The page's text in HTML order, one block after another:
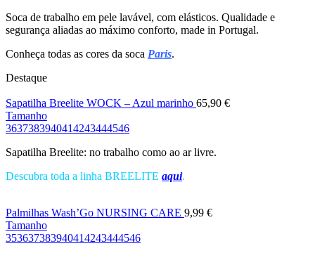
Soca de trabalho em pele lavável, com elásticos. Qualidade e
segurança aliadas ao máximo conforto, made in Portugal.
Conheça todas as cores da soca Paris.
Destaque
Sapatilha Breelite WOCK – Azul marinho 65,90 €
Tamanho
3637383940414243444546
Sapatilha Breelite: no trabalho como ao ar livre.
Descubra toda a linha BREELITE aqui.
Palmilhas Wash’Go NURSING CARE 9,99 €
Tamanho
353637383940414243444546